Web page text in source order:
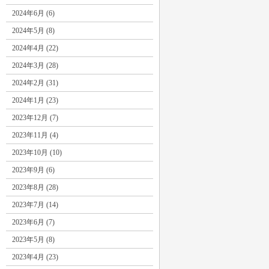
2024年6月 (6)
2024年5月 (8)
2024年4月 (22)
2024年3月 (28)
2024年2月 (31)
2024年1月 (23)
2023年12月 (7)
2023年11月 (4)
2023年10月 (10)
2023年9月 (6)
2023年8月 (28)
2023年7月 (14)
2023年6月 (7)
2023年5月 (8)
2023年4月 (23)